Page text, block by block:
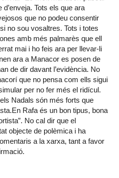
Tots els que ara
que no podeu consentir
no sou vosaltres. Tots i totes
amb més palmarès que ell
mai i ho feis ara per llevar-li
ara a Manacor es posen de
de dir davant l’evidència. No
que no pensa com ells sigui
per no fer més el ridícul.
Nadals són més forts que
Rafa és un bon tipus, bona
No cal dir que el
objecte de polèmica i ha
a la xarxa, tant a favor